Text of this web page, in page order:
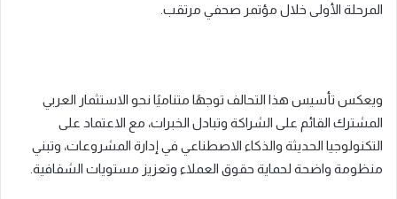
المرحلة الأولى خلال مؤتمر صحفي مرتقب.
ويعكس تأسيس هذا التحالف توجهًا متناميًا نحو الاستثمار العربي
المشترك القائم على الشراكة وتبادل الخبرات، مع الاعتماد على
التكنولوجيا الحديثة والذكاء الاصطناعي في إدارة المشروعات، وتبني
منظومة واضحة لحماية حقوق العملاء وتعزيز مستويات الشفافية.